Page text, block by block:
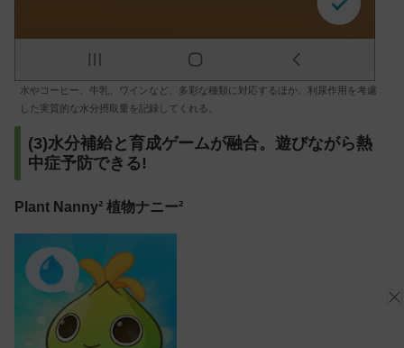
水やコーヒー、牛乳、ワインなど、多彩な種類に対応するほか、利尿作用を考慮
した実質的な水分摂取量を記録してくれる。
(3)水分補給と育成ゲームが融合。遊びながら熱
中症予防できる!
Plant Nanny² 植物ナニー²